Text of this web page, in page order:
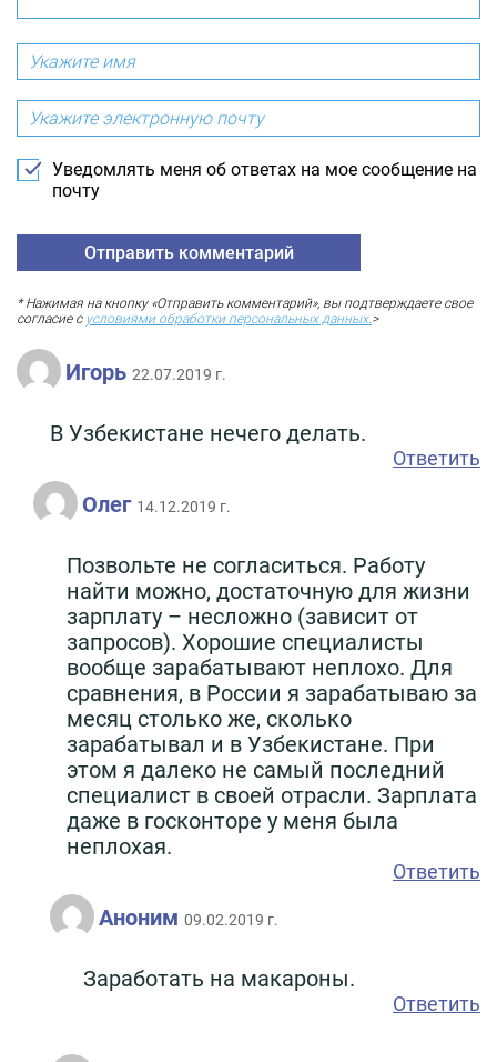
Уведомлять меня об ответах на мое сообщение на
почту
* Нажимая на кнопку «Отправить комментарий», вы подтверждаете свое
согласие с условиями обработки персональных данных.>
Игорь 22.07.2019 г.
В Узбекистане нечего делать.
Ответить
Олег 14.12.2019 г.
Позвольте не согласиться. Работу
найти можно, достаточную для жизни
зарплату – несложно (зависит от
запросов). Хорошие специалисты
вообще зарабатывают неплохо. Для
сравнения, в России я зарабатываю за
месяц столько же, сколько
зарабатывал и в Узбекистане. При
этом я далеко не самый последний
специалист в своей отрасли. Зарплата
даже в госконторе у меня была
неплохая.
Ответить
Аноним 09.02.2019 г.
Заработать на макароны.
Ответить